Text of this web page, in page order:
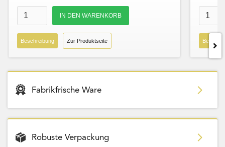
Beschreibung Zur Produktseite
Fabrikfrische Ware
Robuste Verpackung